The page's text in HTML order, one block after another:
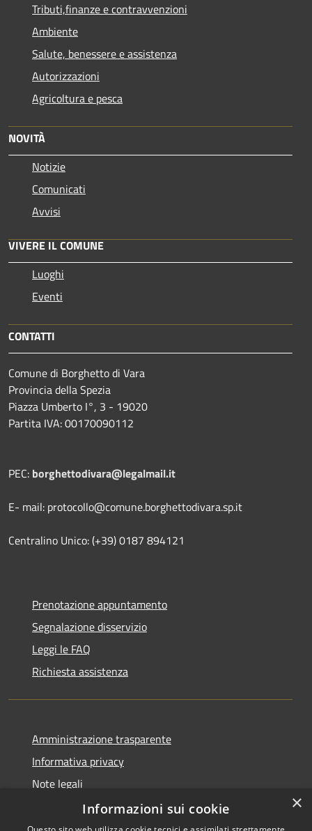
Tributi,finanze e contravvenzioni
Ambiente
Salute, benessere e assistenza
Autorizzazioni
Agricoltura e pesca
NOVITÀ
Notizie
Comunicati
Avvisi
VIVERE IL COMUNE
Luoghi
Eventi
CONTATTI
Comune di Borghetto di Vara
Provincia della Spezia
Piazza Umberto I°, 3 - 19020
Partita IVA: 00170090112
PEC: borghettodivara@legalmail.it
E- mail: protocollo@comune.borghettodivara.sp.it
Centralino Unico: (+39) 0187 894121
Prenotazione appuntamento
Segnalazione disservizio
Leggi le FAQ
Richiesta assistenza
Amministrazione trasparente
Informativa privacy
Note legali
Dichiarazione di accessibilità
×
Informazioni sui cookie